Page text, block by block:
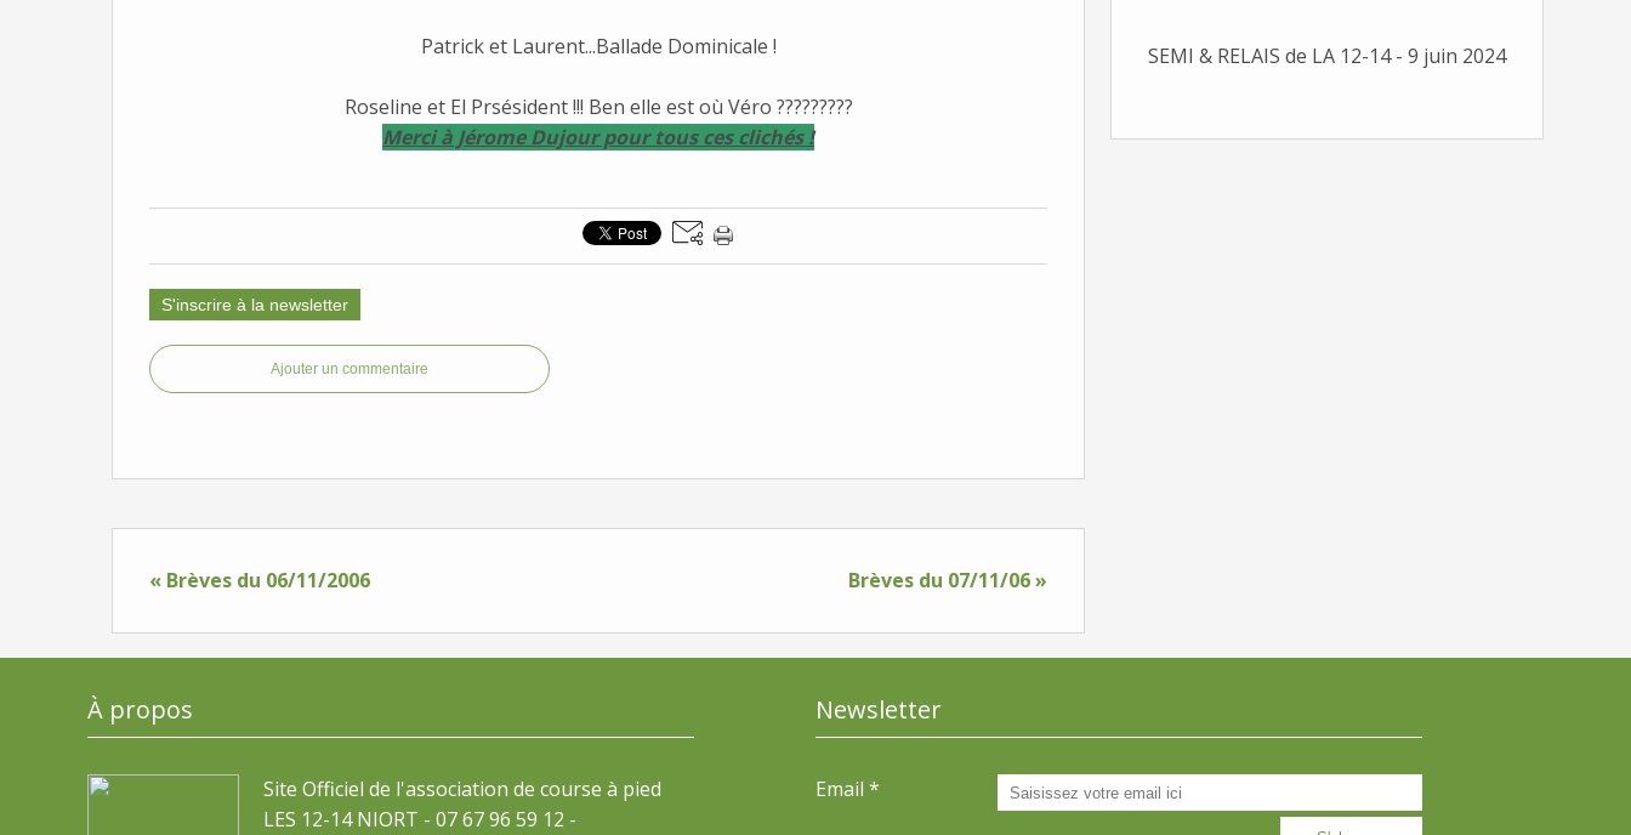
SEMI & RELAIS de LA 12-14 - 9 juin 2024
Patrick et Laurent...Ballade Dominicale !
Roseline et El Prsésident !!! Ben elle est où Véro ?????????
Merci à Jérome Dujour pour tous ces clichés !
S'inscrire à la newsletter
Ajouter un commentaire
« Brèves du 06/11/2006 Brèves du 07/11/06 »
À propos
Site Officiel de l'association de course à pied
LES 12-14 NIORT - 07 67 96 59 12 -
Newsletter
Email